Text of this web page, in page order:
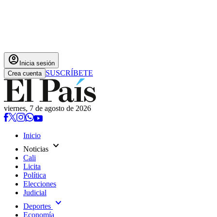
account_circle Inicia sesión
Crea cuenta SUSCRÍBETE
viernes, 7 de agosto de 2026
Inicio
Noticias expand_more
Cali
Licita
Política
Elecciones
Judicial
Deportes expand_more
Economía